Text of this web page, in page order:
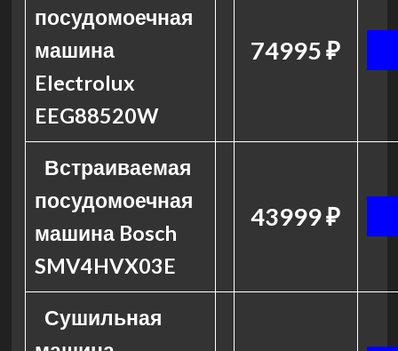
посудомоечная
машина
Electrolux
EEG88520W
74995 ₽
Встраиваемая
посудомоечная
машина Bosch
SMV4HVX03E
43999 ₽
Сушильная